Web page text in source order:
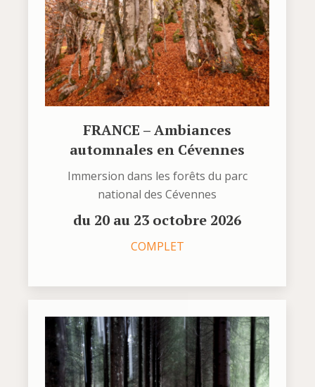
FRANCE – Ambiances
automnales en Cévennes
Immersion dans les forêts du parc
national des Cévennes
du 20 au 23 octobre 2026
COMPLET